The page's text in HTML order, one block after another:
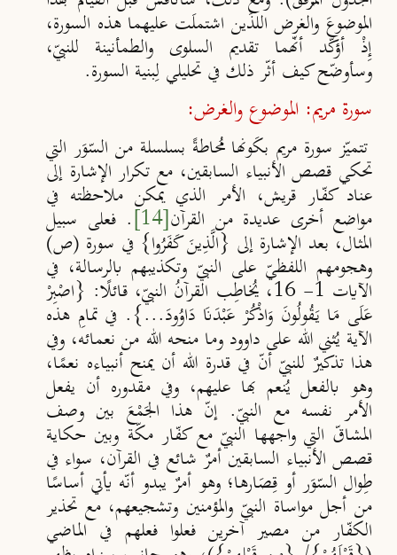
الموضوعَ والغرض اللذَين اشتملَت عليهما هذه السورة،
إِذْ أؤكّد أنّهما تقديم السلوى والطمأنينة للنبيّ،
وسأوضّح كيف أثّر ذلك في تحليلي لِبنية السورة.
سورة مريم: الموضوع والغرض:
تتميّز سورة مريم بكَونها مُحاطةً بسلسلة من السّوَر التي
تحكي قصص الأنبياء السابقين، مع تكرار الإشارة إلى
عناد كفّار قريش، الأمر الذي يمكن ملاحظته في
مواضع أخرى عديدة من القرآن[14] . فعلى سبيل
المثال، بعد الإشارة إلى {الَّذِينَ كَفَرُوا} في سورة (ص)
وهجومهم اللفظيّ على النبيّ وتكذيبهم بالرسالة، في
الآيات 1- 16، يُخاطِب القرآنُ النبيّ، قائلًا: { اصْبِرْ
عَلَى مَا يَقُولُونَ وَاذْكُرْ عَبْدَنَا دَاوُودَ...}. في تمامِ هذه
الآية يُثني الله على داوود وما منحه الله من نعمائه، وفي
هذا تذكيرٌ للنبيّ أنّ في قدرة الله أن يمنح أنبياءه نعمًا،
وهو بالفعل يُنعم بها عليهم، وفي مقدوره أن يفعل
الأمر نفسه مع النبيّ. إنّ هذا الجَمْعَ بين وصف
المشاقّ التي واجهها النبيّ مع كفّار مكّة وبين حكاية
قصص الأنبياء السابقين أمرٌ شائع في القرآن، سواء في
طِوال السّوَر أو قِصَارها؛ وهو أمرٌ يبدو أنّه يأتي أساسًا
من أجل مواساة النبيّ والمؤمنين وتشجيعهم، مع تحذير
الكفّار من مصير آخرين فعلوا فعلهم في الماضي